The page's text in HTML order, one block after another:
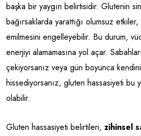
başka bir yaygın belirtisidir. Glutenin
bağırsaklarda yarattığı olumsuz
emilmesini engelleyebilir. Bu durum,
enerjiyi alamamasına yol açar.
çekiyorsanız veya gün boyunca
hissediyorsanız, gluten hassasiyeti bu
olabilir.
Gluten hassasiyeti belirtileri, zihinsel